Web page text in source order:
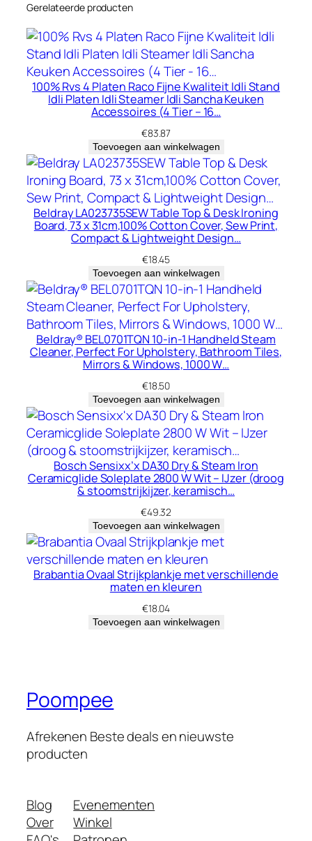
…
h
o
e
v
e
h
e
i
d
Gerelateerde producten
100% Rvs 4 Platen Raco Fijne Kwaliteit Idli Stand
Idli Platen Idli Steamer Idli Sancha Keuken
Accessoires (4 Tier – 16…
€83.87
Toevoegen aan winkelwagen
Beldray LA023735SEW Table Top & Desk Ironing
Board, 73 x 31cm,100% Cotton Cover, Sew Print,
Compact & Lightweight Design…
€18.45
Toevoegen aan winkelwagen
Beldray® BEL0701TQN 10-in-1 Handheld Steam
Cleaner, Perfect For Upholstery, Bathroom Tiles,
Mirrors & Windows, 1000 W…
€18.50
Toevoegen aan winkelwagen
Bosch Sensixx’x DA30 Dry & Steam Iron
Ceramicglide Soleplate 2800 W Wit – IJzer (droog
& stoomstrijkijzer, keramisch…
€49.32
Toevoegen aan winkelwagen
Brabantia Ovaal Strijkplankje met verschillende
maten en kleuren
€18.04
Toevoegen aan winkelwagen
Poompee
Afrekenen Beste deals en nieuwste
producten
Blog
Over
Evenementen
Winkel